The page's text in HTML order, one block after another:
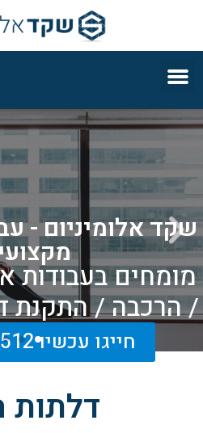
שקד אלומיניום -
מומחים בעבודות
/ הרכבה / התקנת
חלונות
חייגו עכשיו 050-561-7512
דלתות